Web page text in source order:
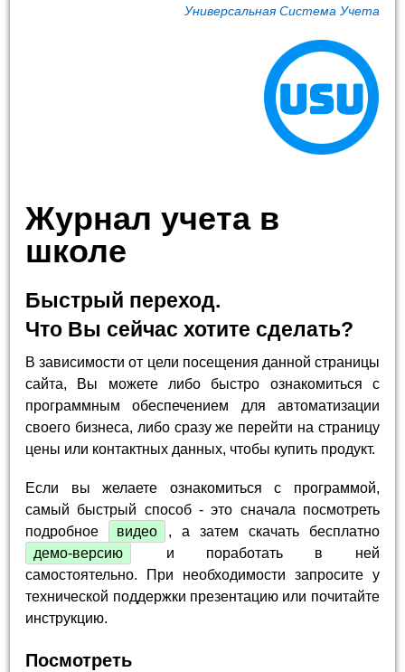
Универсальная Система Учета
Журнал учета в
школе
Быстрый переход.
Что Вы сейчас хотите сделать?
В зависимости от цели посещения данной страницы
сайта, Вы можете либо быстро ознакомиться с
программным обеспечением для автоматизации
своего бизнеса, либо сразу же перейти на страницу
цены или контактных данных, чтобы купить продукт.
Если вы желаете ознакомиться с программой,
самый быстрый способ - это сначала посмотреть
подробное
видео
, а затем скачать бесплатно
демо-версию
и поработать в ней
самостоятельно. При необходимости запросите у
технической поддержки презентацию или почитайте
инструкцию.
Посмотреть